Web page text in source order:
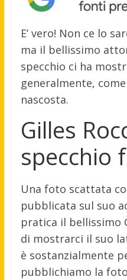
E’ vero! Non ce lo
ma il bellissimo
specchio ci ha
generalmente,
nascosta.
Gilles
specchio
Una foto scattata
pubblicata sul suo
pratica il bellissimo
di mostrarci il suo
è sostanzialmente
pubblichiamo la